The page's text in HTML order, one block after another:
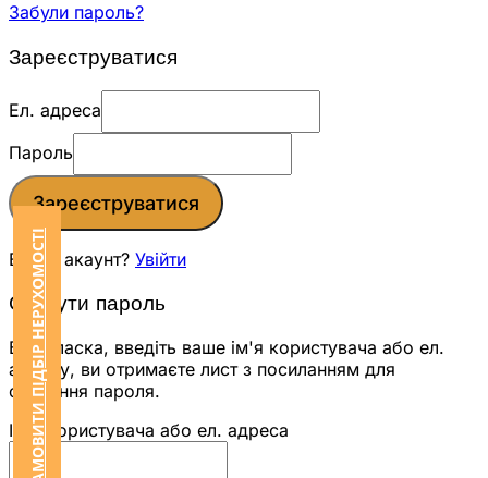
ЗАМОВИТИ ПІДБІР НЕРУХОМОСТІ
Забули пароль?
Зареєструватися
Ел. адреса
Пароль
Зареєструватися
Вже є акаунт? Увійти
Скинути пароль
Будь ласка, введіть ваше ім'я користувача або ел.
адресу, ви отримаєте лист з посиланням для
скидання пароля.
Ім'я користувача або ел. адреса